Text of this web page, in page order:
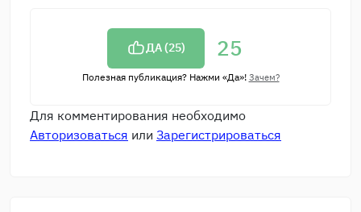
ДА (25) 25
Полезная публикация? Нажми «Да»! Зачем?
Для комментирования необходимо
Авторизоваться или Зарегистрироваться